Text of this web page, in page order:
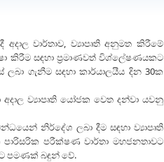
වාර්තාව, ව්‍යාපෘති අනුමත කිරීමේ
කිරීම සඳහා ප්‍රමාණවත් විශ්ලේෂණයකට
ගැනීම සඳහා කාර්යාලයීය දින 30ක
ව්‍යාපෘති යෝජක වෙත දන්වා යවනු
නිර්දේශ ලබා දීම සඳහා ව්‍යාපෘති
පරීක්ෂණ වාර්තා මහජනතාවට
පමණක් බඳුන් වේ.